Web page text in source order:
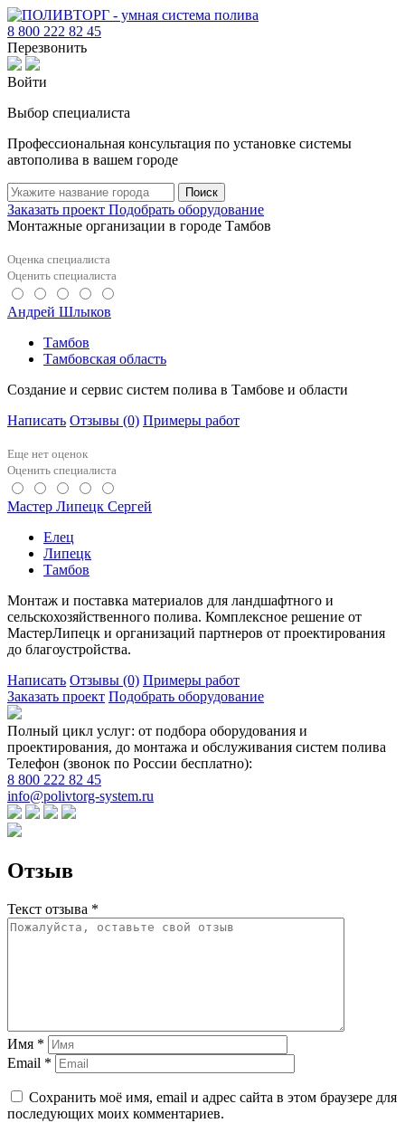
8 800 222 82 45
Перезвонить
Войти
Выбор специалиста
Профессиональная консультация по установке системы
автополива в вашем городе
Поиск
Заказать проект Подобрать оборудование
Монтажные организации в городе Тамбов
Оценка специалиста
Оценить специалиста
Андрей Шлыков
Тамбов
Тамбовская область
Создание и сервис систем полива в Тамбове и области
Написать Отзывы (0) Примеры работ
Еще нет оценок
Оценить специалиста
Мастер Липецк Сергей
Елец
Липецк
Тамбов
Монтаж и поставка материалов для ландшафтного и
сельскохозяйственного полива. Комплексное решение от
МастерЛипецк и организаций партнеров от проектирования
до благоустройства.
Написать Отзывы (0) Примеры работ
Заказать проект Подобрать оборудование
Полный цикл услуг: от подбора оборудования и
проектирования, до монтажа и обслуживания систем полива
Телефон (звонок по России бесплатно):
8 800 222 82 45
info@polivtorg-system.ru
Отзыв
Текст отзыва *
Имя *
Email *
Сохранить моё имя, email и адрес сайта в этом браузере для
последующих моих комментариев.